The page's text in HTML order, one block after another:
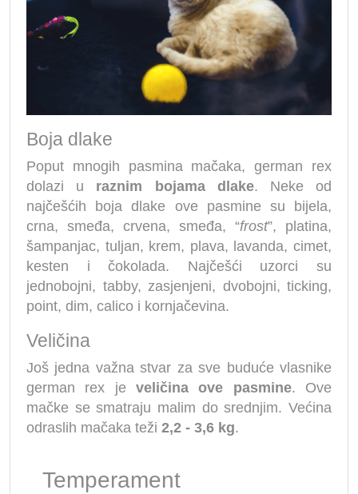
Boja dlake
Poput mnogih pasmina mačaka, german rex
dolazi u raznim bojama dlake. Neke od
najčešćih boja dlake ove pasmine su bijela,
crna, smeđa, crvena, smeđa, “frost”, platina,
šampanjac, tuljan, krem, plava, lavanda, cimet,
kesten i čokolada. Najčešći uzorci su
jednobojni, tabby, zasjenjeni, dvobojni, ticking,
point, dim, calico i kornjačevina.
Veličina
Još jedna važna stvar za sve buduće vlasnike
german rex je veličina ove pasmine. Ove
mačke se smatraju malim do srednjim. Većina
odraslih mačaka teži 2,2 - 3,6 kg.
Temperament